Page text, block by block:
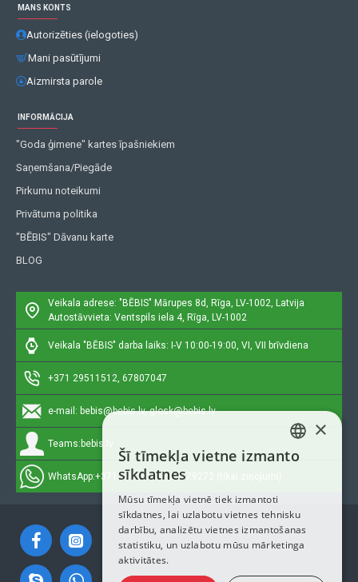
MANS KONTS
Autorizēties (ielogoties)
Mani pasūtījumi
Aizmirsta parole
INFORMĀCIJA
"Goda ģimene" kartes īpašniekiem
Saņemšana/Piegāde
Pirkumu noteikumi
Privātuma politika
"BĒBIS" Dāvanu karte
BLOG
Veikala adrese: "BĒBIS" Mārupes 8d, Rīga, LV-1002, Latvija
Autostāvvieta: Ventspils iela 4, Rīga, LV-1002
Veikala "BĒBIS" darba laiks: I-V 10:00-19:00, VI, VII brīvdiena
+371 29511512, 67807047
e-mail: bebis@bebis.lv, glosk@bebis.lv
Teams: bebis.lv
WhatsApp:+371 29511512, 20579272 (tikai ziņojumi)
LATVIAN
ENGLISH
×
Šī tīmekļa vietne izmanto
sīkdatnes
Mūsu tīmekļa vietnē tiek izmantoti
sīkdatnes, lai uzlabotu vietnes tehnisku
darbību, analizētu vietnes izmantošanas
statistiku, un uzlabotu mūsu mārketinga
aktivitātes.